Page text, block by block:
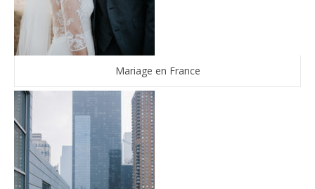
Mariage en France